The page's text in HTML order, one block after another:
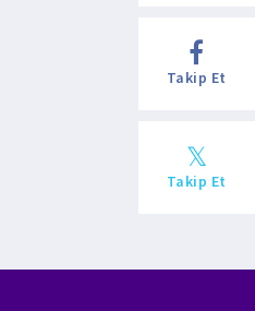
Takip Et
Takip Et